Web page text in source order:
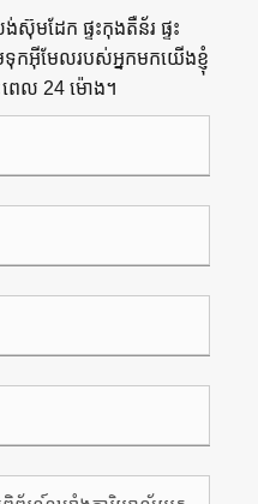
មដែក ផ្ទះកុងតឺន័រ ផ្ទះ
ទុកអ៊ីមែលរបស់អ្នកមកយើងខ្ញុំ
េល 24 ម៉ោង។